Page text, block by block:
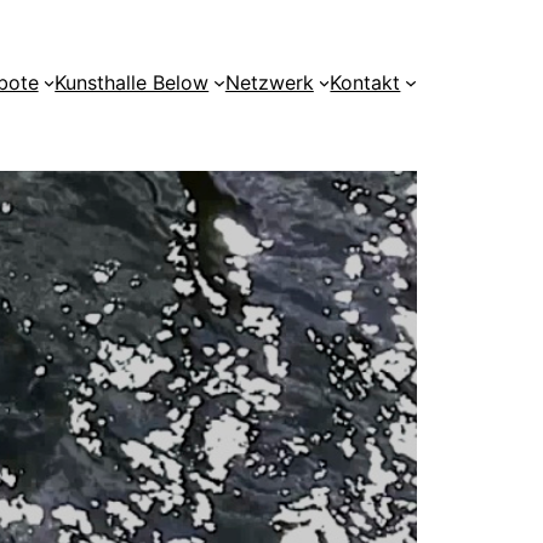
Kunsthalle Below Netzwerk Kontakt